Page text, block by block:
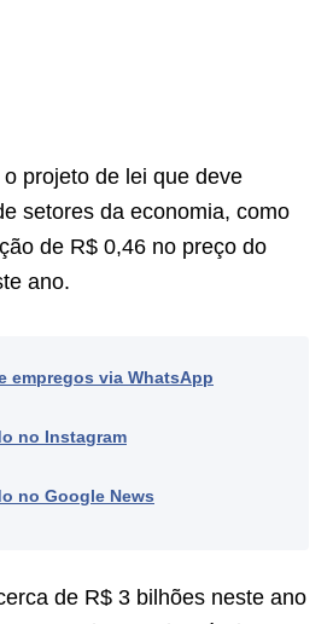
projeto de lei que deve
setores da economia, como
de R$ 0,46 no preço do
ano.
empregos via WhatsApp
no Instagram
no Google News
de R$ 3 bilhões neste ano